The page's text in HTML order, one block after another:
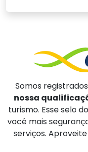
Somos
nossa
turismo. Esse selo
você mais
serviços.